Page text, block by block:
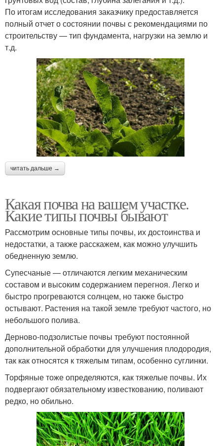
По итогам исследования заказчику предоставляется
полный отчет о состоянии почвы с рекомендациями по
строительству — тип фундамента, нагрузки на землю и
т.д.
читать дальше →
Какая почва на вашем участке.
Какие типы почвы бывают
Рассмотрим основные типы почвы, их достоинства и
недостатки, а также расскажем, как можно улучшить
обедненную землю.
Супесчаные — отличаются легким механическим
составом и высоким содержанием перегноя. Легко и
быстро прогреваются солнцем, но также быстро
остывают. Растения на такой земле требуют частого, но
небольшого полива.
Дерново-подзолистые почвы требуют постоянной
дополнительной обработки для улучшения плодородия,
так как относятся к тяжелым типам, особенно суглинки.
Торфяные тоже определяются, как тяжелые почвы. Их
подвергают обязательному известкованию, поливают
редко, но обильно.